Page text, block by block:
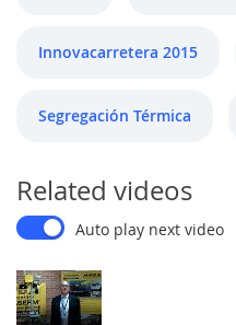
FAQ
Share:
Innovacarretera 2015
Segregación Térmica
Related videos
Auto play next video